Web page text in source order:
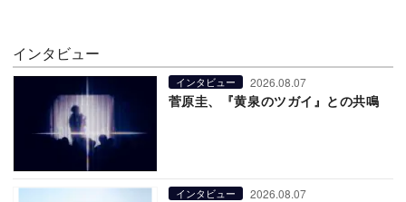
インタビュー
インタビュー 2026.08.07
菅原圭、『黄泉のツガイ』との共鳴
インタビュー 2026.08.07